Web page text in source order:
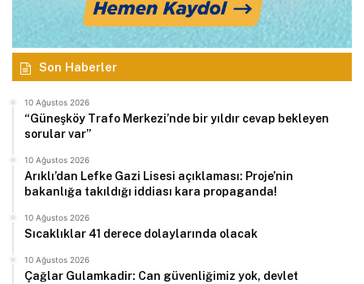
Son Haberler
10 Ağustos 2026
“Güneşköy Trafo Merkezi’nde bir yıldır cevap bekleyen
sorular var”
10 Ağustos 2026
Arıklı’dan Lefke Gazi Lisesi açıklaması: Proje’nin
bakanlığa takıldığı iddiası kara propaganda!
10 Ağustos 2026
Sıcaklıklar 41 derece dolaylarında olacak
10 Ağustos 2026
Çağlar Gulamkadir: Can güvenliğimiz yok, devlet